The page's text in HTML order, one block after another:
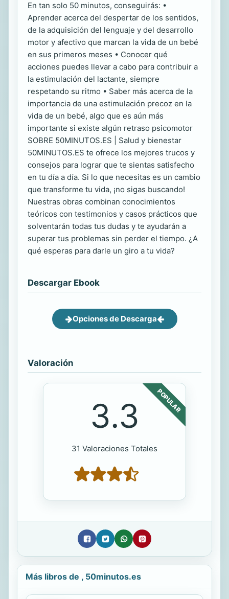
En tan solo 50 minutos, conseguirás: •
Aprender acerca del despertar de los sentidos,
de la adquisición del lenguaje y del desarrollo
motor y afectivo que marcan la vida de un bebé
en sus primeros meses • Conocer qué
acciones puedes llevar a cabo para contribuir a
la estimulación del lactante, siempre
respetando su ritmo • Saber más acerca de la
importancia de una estimulación precoz en la
vida de un bebé, algo que es aún más
importante si existe algún retraso psicomotor
SOBRE 50MINUTOS.ES | Salud y bienestar
50MINUTOS.ES te ofrece los mejores trucos y
consejos para lograr que te sientas satisfecho
en tu día a día. Si lo que necesitas es un cambio
que transforme tu vida, ¡no sigas buscando!
Nuestras obras combinan conocimientos
teóricos con testimonios y casos prácticos que
solventarán todas tus dudas y te ayudarán a
superar tus problemas sin perder el tiempo. ¿A
qué esperas para darle un giro a tu vida?
Descargar Ebook
Opciones de Descarga
Valoración
POPULAR
3.3
31 Valoraciones Totales
Más libros de , 50minutos.es